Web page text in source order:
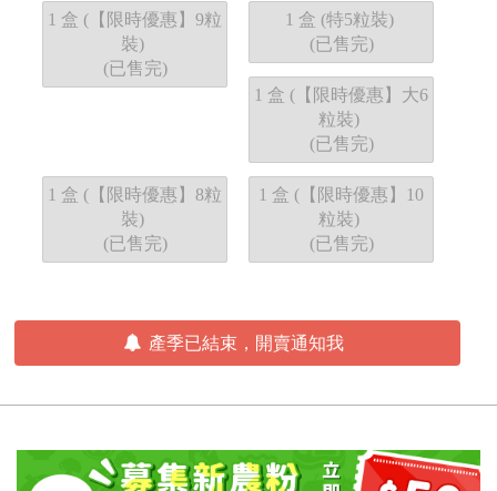
1 盒 (【限時優惠】9粒
裝)
(已售完)
1 盒 (特5粒裝)
(已售完)
1 盒 (【限時優惠】大6
粒裝)
(已售完)
1 盒 (【限時優惠】8粒
裝)
(已售完)
1 盒 (【限時優惠】10
粒裝)
(已售完)
產季已結束，開賣通知我